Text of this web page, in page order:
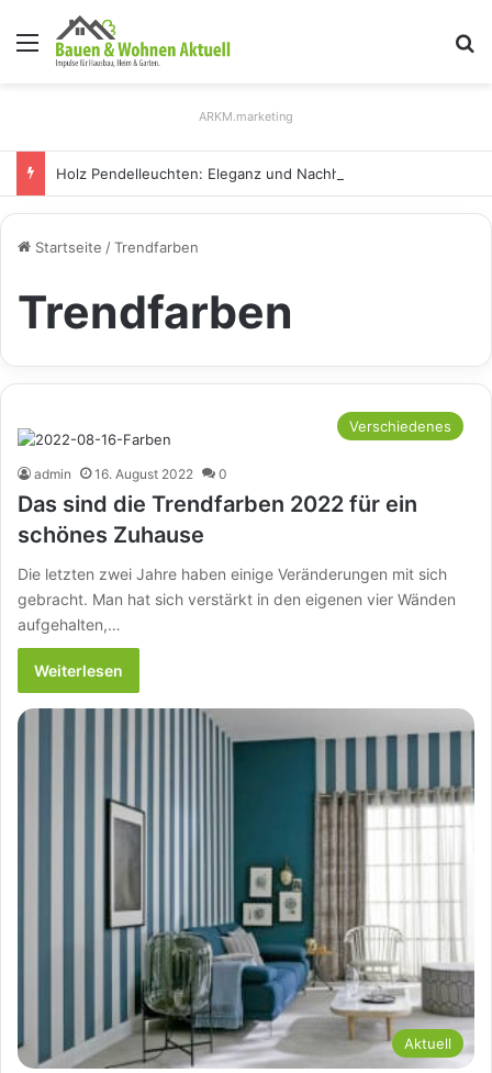
Menü
ARKM.marketing
Startseite /Trendfarben
Trendfarben
Verschiedenes
admin 16. August 2022 0
Das sind die Trendfarben 2022 für ein
schönes Zuhause
Die letzten zwei Jahre haben einige Veränderungen mit sich
gebracht. Man hat sich verstärkt in den eigenen vier Wänden
aufgehalten,…
Weiterlesen
Aktuell